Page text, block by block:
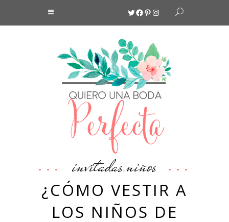
Twitter
Facebook
Pinterest
Instagram
invitadas,niños
¿CÓMO VESTIR A
LOS NIÑOS DE